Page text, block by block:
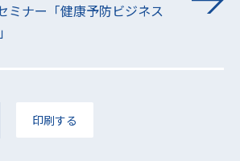
ミナー「健康予防ビジネス
印刷する